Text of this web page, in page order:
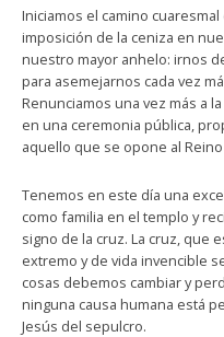
Iniciamos el camino
imposición de la ceniza en
nuestro mayor anhelo: irnos
para asemejarnos cada vez
Renunciamos una vez más a
en una ceremonia pública,
aquello que se opone al
Tenemos en este día una
como familia en el templo y
signo de la cruz. La cruz, que
extremo y de vida invencible
cosas debemos cambiar y
ninguna causa humana está
Jesús del sepulcro.